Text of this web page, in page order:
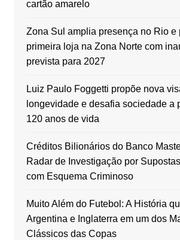
cartão amarelo
Zona Sul amplia presença no Rio e
primeira loja na Zona Norte com
prevista para 2027
Luiz Paulo Foggetti propõe nova
longevidade e desafia sociedade a
120 anos de vida
Créditos Bilionários do Banco
Radar de Investigação por
com Esquema Criminoso
Muito Além do Futebol: A História
Argentina e Inglaterra em um dos
Clássicos das Copas